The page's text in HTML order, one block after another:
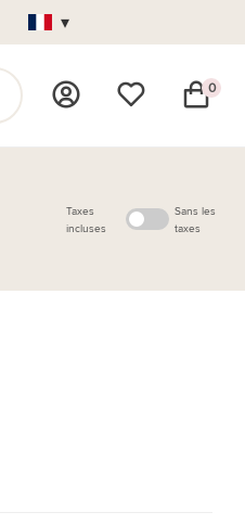
▾
0
Taxes
incluses
Sans les
taxes